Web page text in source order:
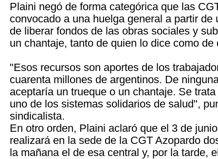
Plaini negó de forma categórica que las
convocado a una huelga general a partir de
de liberar fondos de las obras sociales y
un chantaje, tanto de quien lo dice como de
"Esos recursos son aportes de los
cuarenta millones de argentinos. De
aceptaría un trueque o un chantaje. Se
uno de los sistemas solidarios de salud",
sindicalista.
En otro orden, Plaini aclaró que el 3 de
realizará en la sede de la CGT Azopardo
la mañana el de esa central y, por la tarde,